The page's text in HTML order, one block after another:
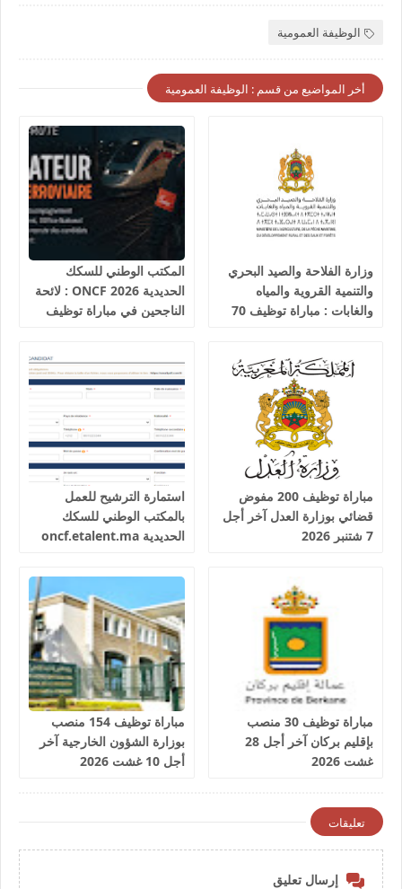
الوظيفة العمومية
أخر المواضيع من قسم : الوظيفة العمومية
وزارة الفلاحة والصيد البحري
والتنمية القروية والمياه
والغابات : مباراة توظيف 70
المكتب الوطني للسكك
الحديدية 2026 ONCF : لائحة
الناجحين في مباراة توظيف
مباراة توظيف 200 مفوض
قضائي بوزارة العدل آخر أجل
7 شتنبر 2026
استمارة الترشيح للعمل
بالمكتب الوطني للسكك
الحديدية oncf.etalent.ma
مباراة توظيف 30 منصب
بإقليم بركان آخر أجل 28
غشت 2026
مباراة توظيف 154 منصب
بوزارة الشؤون الخارجية آخر
أجل 10 غشت 2026
تعليقات
إرسال تعليق